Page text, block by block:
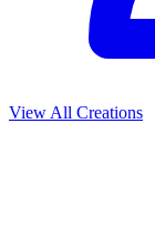
View All Creations